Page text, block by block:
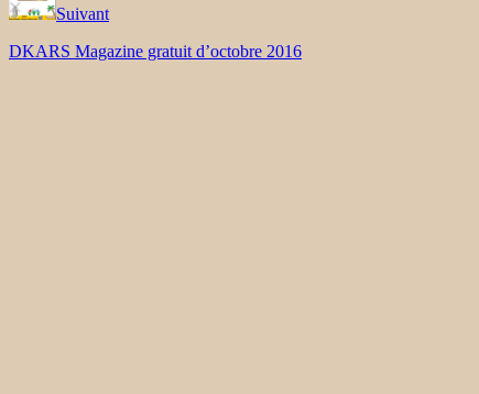
Suivant
DKARS Magazine gratuit d’octobre 2016